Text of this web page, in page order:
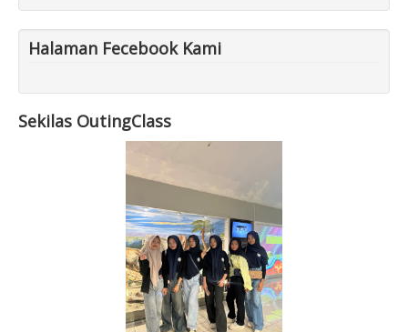
Halaman Fecebook Kami
Sekilas OutingClass